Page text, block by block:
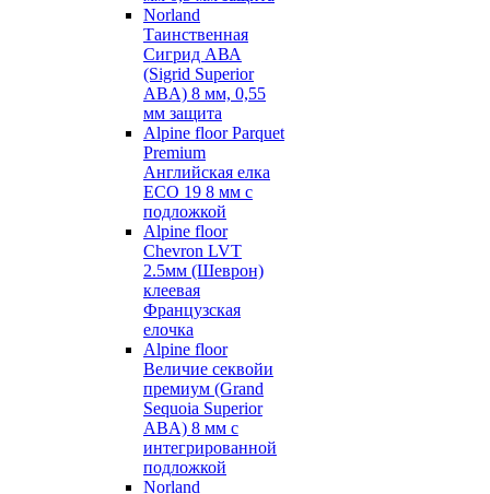
Norland
Таинственная
Сигрид АВА
(Sigrid Superior
ABA) 8 мм, 0,55
мм защита
Alpine floor Parquet
Premium
Английская елка
ECO 19 8 мм с
подложкой
Alpine floor
Chevron LVT
2.5мм (Шеврон)
клеевая
Французская
елочка
Alpine floor
Величие секвойи
премиум (Grand
Sequoia Superior
ABA) 8 мм с
интегрированной
подложкой
Norland